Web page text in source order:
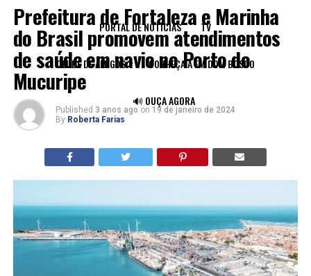
PORTAL DE NOTÍCIAS TV
CLUBE DE AMIGOS CONHEÇA A FM DOM BOSCO
🔊 OUÇA AGORA
Prefeitura de Fortaleza e Marinha
do Brasil promovem atendimentos
de saúde em navio no Porto do
Mucuripe
Published 3 anos ago on 19 de janeiro de 2024
By Roberta Farias